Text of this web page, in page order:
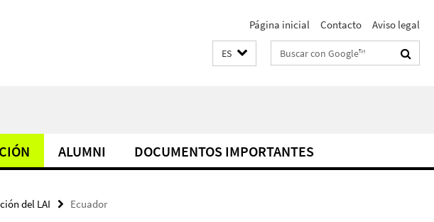
Página inicial Contacto Aviso legal
ES Suchbegriffe
ALUMNI DOCUMENTOS IMPORTANTES
del LAI Ecuador